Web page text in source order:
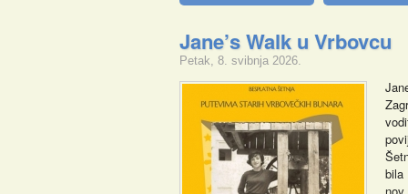
Jane’s Walk u Vrbovcu
Petak, 8. svibnja 2026.
bila